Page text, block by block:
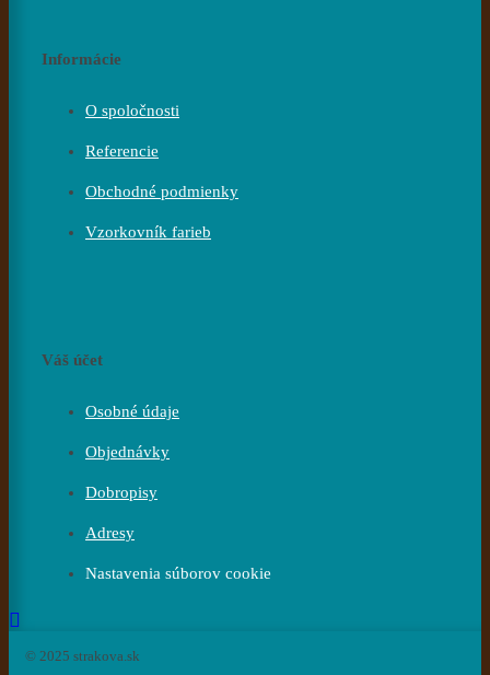
Informácie
O spoločnosti
Referencie
Obchodné podmienky
Vzorkovník farieb
Váš účet
Osobné údaje
Objednávky
Dobropisy
Adresy
Nastavenia súborov cookie
© 2025 strakova.sk